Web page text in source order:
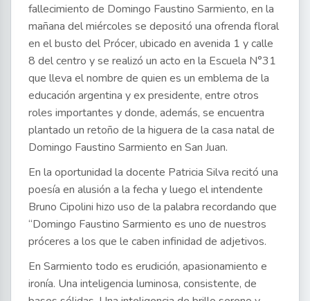
fallecimiento de Domingo Faustino Sarmiento, en la
mañana del miércoles se depositó una ofrenda floral
en el busto del Prócer, ubicado en avenida 1 y calle
8 del centro y se realizó un acto en la Escuela N°31
que lleva el nombre de quien es un emblema de la
educación argentina y ex presidente, entre otros
roles importantes y donde, además, se encuentra
plantado un retoño de la higuera de la casa natal de
Domingo Faustino Sarmiento en San Juan.
En la oportunidad la docente Patricia Silva recitó una
poesía en alusión a la fecha y luego el intendente
Bruno Cipolini hizo uso de la palabra recordando que
“Domingo Faustino Sarmiento es uno de nuestros
próceres a los que le caben infinidad de adjetivos.
En Sarmiento todo es erudición, apasionamiento e
ironía. Una inteligencia luminosa, consistente, de